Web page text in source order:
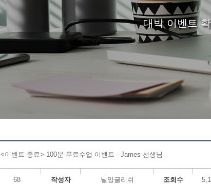
대박 이벤트
<이벤트 종료> 100분 무료수업 이벤트 - James 선생님
68 작성자 닐잉글리쉬 조회수